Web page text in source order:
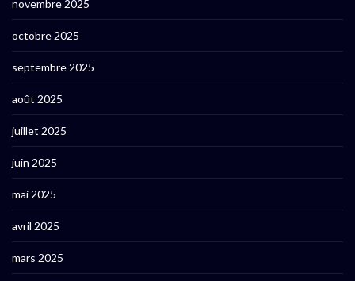
novembre 2025
octobre 2025
septembre 2025
août 2025
juillet 2025
juin 2025
mai 2025
avril 2025
mars 2025